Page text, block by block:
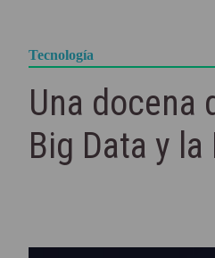
Tecnología
Una docena
Big Data y